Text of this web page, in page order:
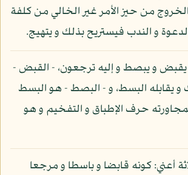
من حيز الأمر غير الخالي من كلفة
و الندب فيستريح بذلك و يتهيج.
يقبض و يبصط و إليه ترجعون، - القبض -
و يقابله البسط، و - البصط - هو البسط
حرف الإطباق و التفخيم و هو
أعني: كونه قابضا و باسطا و مرجعا